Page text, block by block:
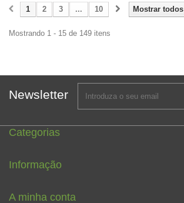
Mostrar todos
1 2 3 ... 10
Mostrando 1 - 15 de 149 itens
Newsletter
Categorias
Informação
A minha conta